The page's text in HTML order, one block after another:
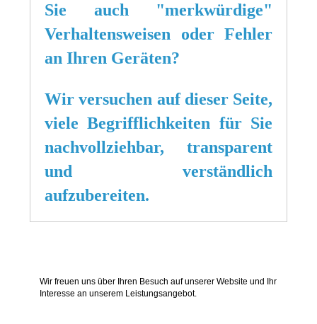
Sie auch "merkwürdige"
Verhaltensweisen oder Fehler
an Ihren Geräten?
Wir versuchen auf dieser Seite,
viele Begrifflichkeiten für Sie
nachvollziehbar, transparent
und verständlich
aufzubereiten.
Wir freuen uns über Ihren Besuch auf unserer Website und Ihr
Interesse an unserem Leistungsangebot.